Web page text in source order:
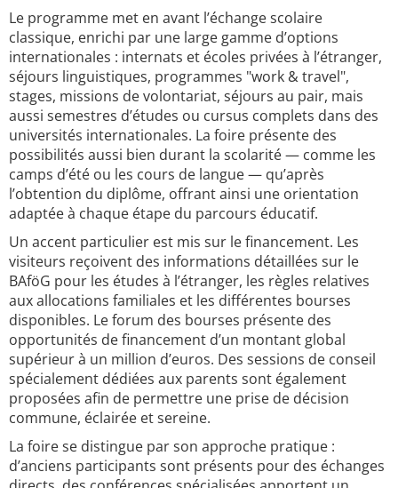
Le programme met en avant l’échange scolaire
classique, enrichi par une large gamme d’options
internationales : internats et écoles privées à l’étranger,
séjours linguistiques, programmes "work & travel",
stages, missions de volontariat, séjours au pair, mais
aussi semestres d’études ou cursus complets dans des
universités internationales. La foire présente des
possibilités aussi bien durant la scolarité — comme les
camps d’été ou les cours de langue — qu’après
l’obtention du diplôme, offrant ainsi une orientation
adaptée à chaque étape du parcours éducatif.
Un accent particulier est mis sur le financement. Les
visiteurs reçoivent des informations détaillées sur le
BAföG pour les études à l’étranger, les règles relatives
aux allocations familiales et les différentes bourses
disponibles. Le forum des bourses présente des
opportunités de financement d’un montant global
supérieur à un million d’euros. Des sessions de conseil
spécialement dédiées aux parents sont également
proposées afin de permettre une prise de décision
commune, éclairée et sereine.
La foire se distingue par son approche pratique :
d’anciens participants sont présents pour des échanges